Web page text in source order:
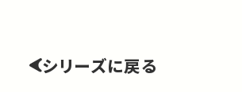
シリーズに戻る